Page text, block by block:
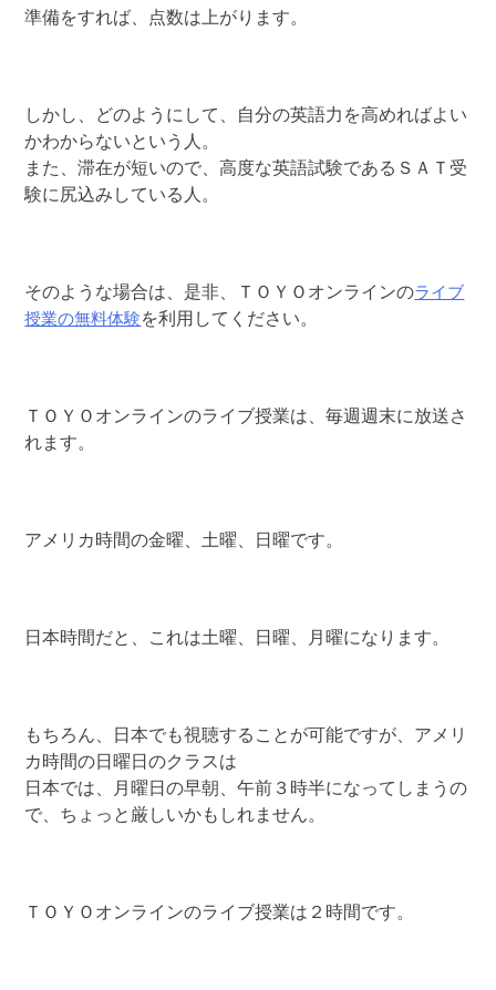
準備をすれば、点数は上がります。
しかし、どのようにして、自分の英語力を高めればよい
かわからないという人。
また、滞在が短いので、高度な英語試験であるＳＡＴ受
験に尻込みしている人。
そのような場合は、是非、ＴＯＹＯオンラインのライブ
授業の無料体験を利用してください。
ＴＯＹＯオンラインのライブ授業は、毎週週末に放送さ
れます。
アメリカ時間の金曜、土曜、日曜です。
日本時間だと、これは土曜、日曜、月曜になります。
もちろん、日本でも視聴することが可能ですが、アメリ
カ時間の日曜日のクラスは
日本では、月曜日の早朝、午前３時半になってしまうの
で、ちょっと厳しいかもしれません。
ＴＯＹＯオンラインのライブ授業は２時間です。